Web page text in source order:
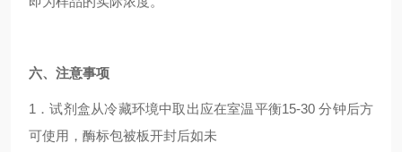
六、注意事项
1 ．试剂盒从冷藏环境中取出应在室温平衡15-30 分钟后方
可使用，酶标包被板开封后如未